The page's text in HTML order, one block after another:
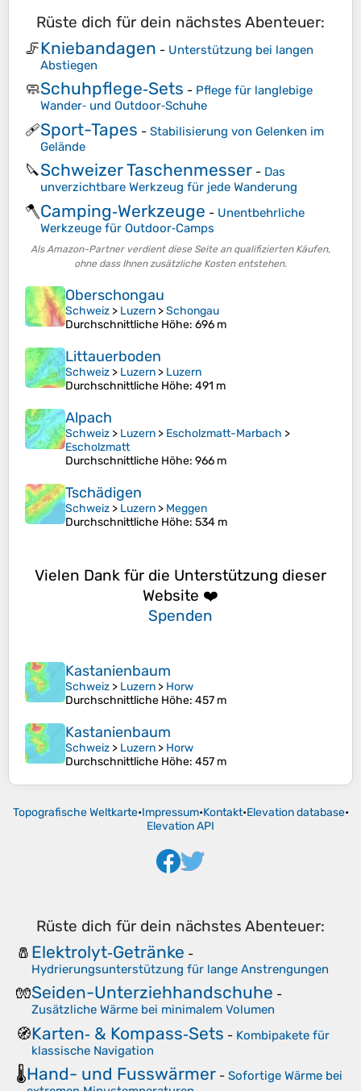
Rüste dich für dein nächstes Abenteuer:
🦵Kniebandagen - Unterstützung bei langen
Abstiegen
🧼Schuhpflege‑Sets - Pflege für langlebige
Wander‑ und Outdoor‑Schuhe
🩹Sport-Tapes - Stabilisierung von Gelenken im
Gelände
🔪Schweizer Taschenmesser - Das
unverzichtbare Werkzeug für jede Wanderung
🪓Camping‑Werkzeuge - Unentbehrliche
Werkzeuge für Outdoor‑Camps
Als Amazon-Partner verdient diese Seite an qualifizierten Käufen,
ohne dass Ihnen zusätzliche Kosten entstehen.
Oberschongau
Schweiz > Luzern >Schongau
Durchschnittliche Höhe: 696 m
Littauerboden
Schweiz > Luzern > Luzern
Durchschnittliche Höhe: 491 m
Alpach
Schweiz > Luzern > Escholzmatt-Marbach >
Escholzmatt
Durchschnittliche Höhe: 966 m
Tschädigen
Schweiz > Luzern > Meggen
Durchschnittliche Höhe: 534 m
Vielen Dank für die Unterstützung dieser
Website ❤️
Spenden
Kastanienbaum
Schweiz > Luzern > Horw
Durchschnittliche Höhe: 457 m
Kastanienbaum
Schweiz > Luzern > Horw
Durchschnittliche Höhe: 457 m
Topografische Weltkarte•Impressum•Kontakt•Elevation database•
Elevation API
Rüste dich für dein nächstes Abenteuer:
🧂 Elektrolyt‑Getränke -
Hydrierungsunterstützung für lange Anstrengungen
🧤Seiden-Unterziehhandschuhe -
Zusätzliche Wärme bei minimalem Volumen
🧭Karten‑ & Kompass‑Sets - Kombipakete für
klassische Navigation
🌡️Hand- und Fusswärmer - Sofortige Wärme bei